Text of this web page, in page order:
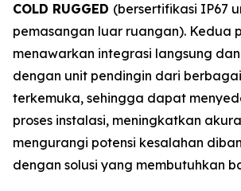
COLD RUGGED (bersertifikasi IP67
pemasangan luar ruangan). Kedua
menawarkan integrasi langsung
dengan unit pendingin dari berbagai
terkemuka, sehingga dapat
proses instalasi, meningkatkan
mengurangi potensi kesalahan
dengan solusi yang membutuhkan